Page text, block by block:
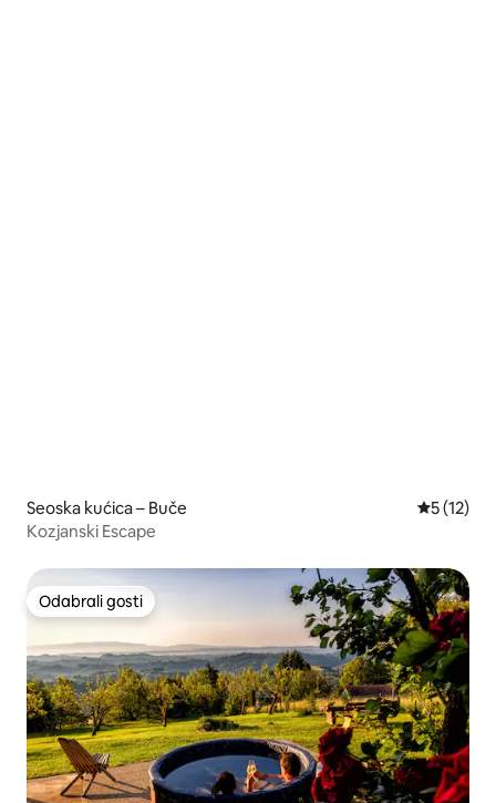
Seoska kućica – Buče Prosječna
5 (12)
Kozjanski Escape
Odabrali gosti
Odabrali gosti